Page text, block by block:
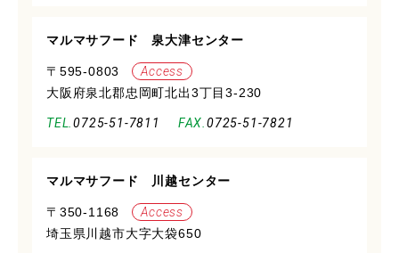
マルマサフード 泉大津センター
〒595-0803
Access
大阪府泉北郡忠岡町北出3丁目3-230
0725-51-7811 0725-51-7821
マルマサフード 川越センター
〒350-1168
Access
埼玉県川越市大字大袋650